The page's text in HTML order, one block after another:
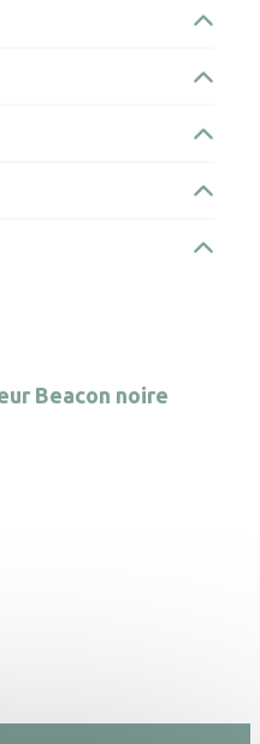
Beacon noire